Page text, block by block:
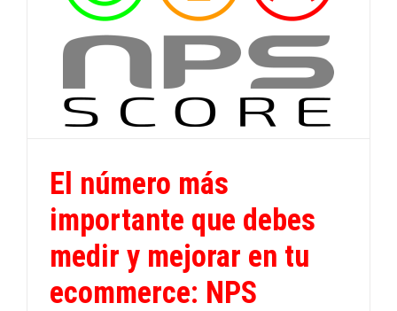
El número más
importante que debes
medir y mejorar en tu
ecommerce: NPS